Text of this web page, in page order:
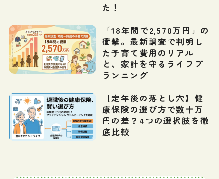
た！
「18年間で2,570万円」の
衝撃。最新調査で判明し
た子育て費用のリアル
と、家計を守るライフプ
ランニング
【定年後の落とし穴】健
康保険の選び方で数十万
円の差？4つの選択肢を徹
底比較